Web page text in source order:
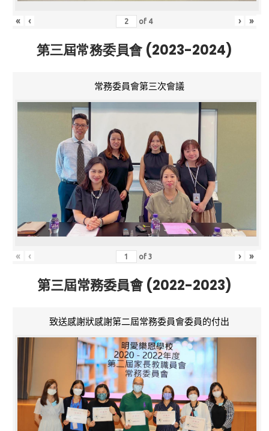
« ‹ of 4 › »
第三屆常務委員會 (2023-2024)
常務委員會第三次會議
« ‹ of3 › »
第三屆常務委員會 (2022-2023)
致送感謝狀感謝第二屆常務委員會委員的付出